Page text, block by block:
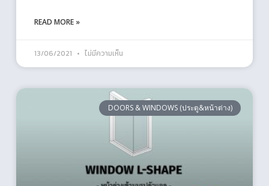
READ MORE »
13/06/2021 ไม่มีความเห็น
DOORS & WINDOWS (ประตู&หน้าต่าง)